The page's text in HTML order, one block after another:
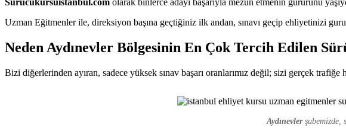
-
Şişli
En
Direksiyon
Dersi
Uzman Eğitmenler ile, direksiyon başına geçtiğiniz ilk andan, sınavı geçip ehliyetinizi
Neden Aydınevler Bölgesinin En Çok Tercih Edilen
Bizi diğerlerinden ayıran, sadece yüksek sınav başarı oranlarımız değil; sizi gerçek trafiğe
Aydınevlerşubemizde,